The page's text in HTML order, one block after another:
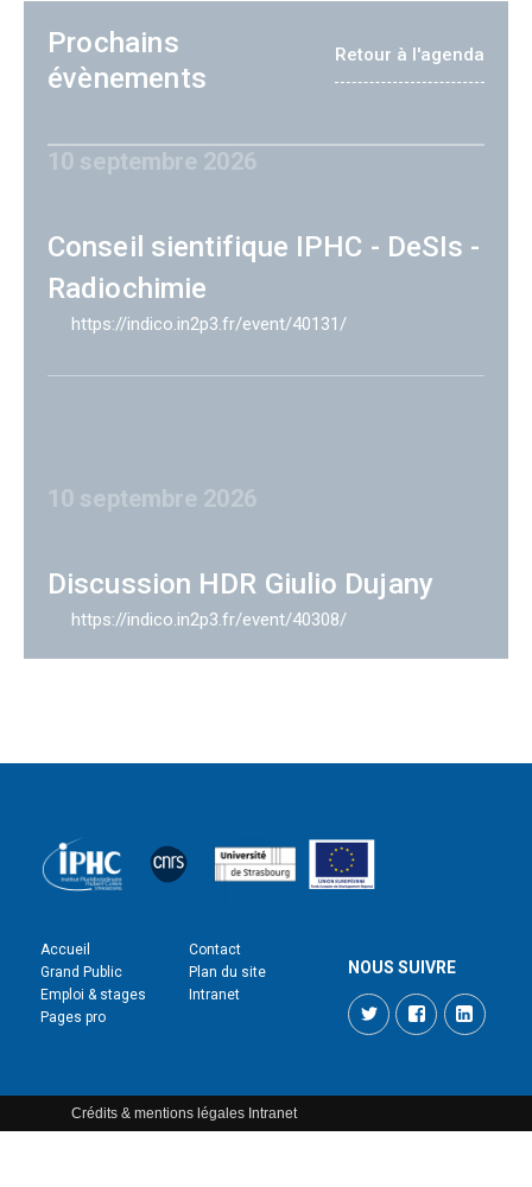
Prochains
évènements
Retour à l'agenda
10 septembre 2026
Conseil sientifique IPHC - DeSIs -
Radiochimie
https://indico.in2p3.fr/event/40131/
10 septembre 2026
Discussion HDR Giulio Dujany
https://indico.in2p3.fr/event/40308/
Accueil
Grand Public
Emploi & stages
Pages pro
Contact
Plan du site
Intranet
NOUS SUIVRE
TwitterFacebook
Crédits & mentions légales Intranet